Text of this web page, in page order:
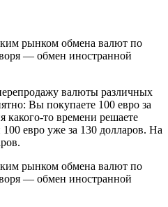
рынком обмена валют по
— обмен иностранной
валюты различных
Вы покупаете 100 евро за
какого-то времени решаете
евро уже за 130 долларов. На
рынком обмена валют по
— обмен иностранной